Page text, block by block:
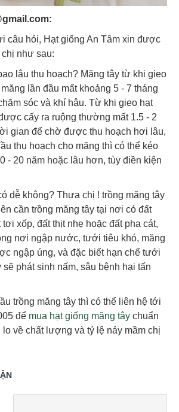
câu hỏi, Hạt giống An Tâm xin được
như sau:
lâu thu hoạch? Măng tây từ khi gieo
lần đầu mất khoảng 5 - 7 tháng
sóc và khí hậu. Từ khi gieo hạt
cấy ra ruộng thường mất 1.5 - 2
gian để chờ được thu hoạch hơi lâu,
thu hoạch cho măng thì có thể kéo
- 20 năm hoặc lâu hơn, tùy điền kiện
dễ không? Thưa chị ! trồng măng tây
cần trồng măng tây tại nơi có đất
xốp, đất thịt nhẹ hoặc đất pha cát,
nơi ngập nước, tưới tiêu khó, măng
ngập úng, và đặc biết hạn chế tưới
sẽ phát sinh nấm, sâu bệnh hại tấn
trồng măng tây thì có thể liên hệ tới
để mua hạt giống măng tây chuẩn
lo về chất lượng và tỷ lệ nảy mầm chị